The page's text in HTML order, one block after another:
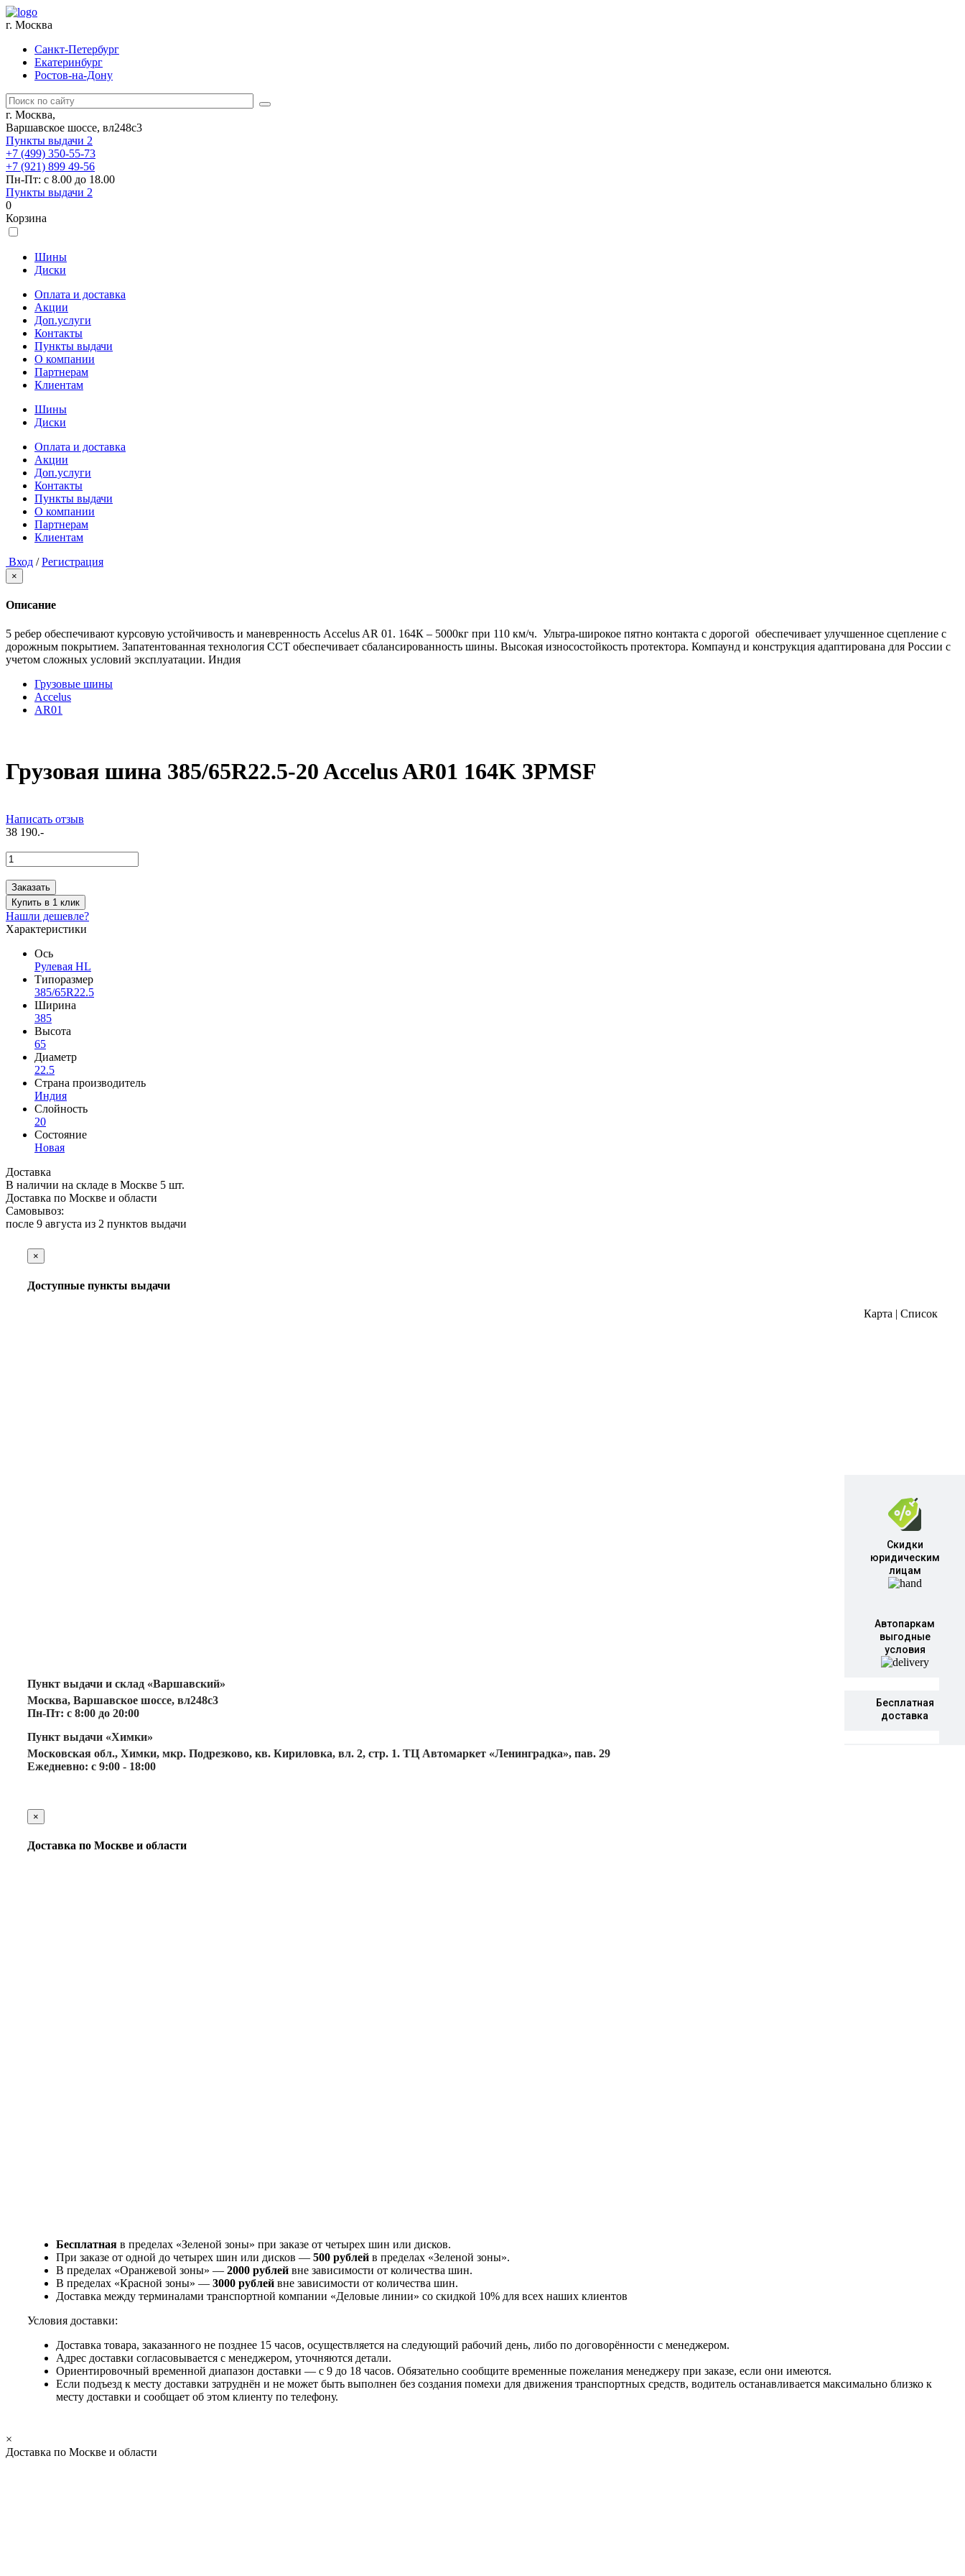
г. Москва
Санкт-Петербург
Екатеринбург
Ростов-на-Дону
г. Москва,
Варшавское шоссе, вл248с3
Пункты выдачи 2
+7 (499) 350-55-73
+7 (921) 899 49-56
Пн-Пт: с 8.00 до 18.00
Пункты выдачи 2
0
Корзина
Шины
Диски
Оплата и доставка
Акции
Доп.услуги
Контакты
Пункты выдачи
О компании
Партнерам
Клиентам
Шины
Диски
Оплата и доставка
Акции
Доп.услуги
Контакты
Пункты выдачи
О компании
Партнерам
Клиентам
Вход / Регистрация
×
Описание
5 ребер обеспечивают курсовую устойчивость и маневренность Accelus AR 01. 164К – 5000кг при 110 км/ч. Ультра-широкое пятно контакта с дорогой обеспечивает улучшенное сцепление с
дорожным покрытием. Запатентованная технология CCT обеспечивает сбалансированность шины. Высокая износостойкость протектора. Компаунд и конструкция адаптирована для России с
учетом сложных условий эксплуатации. Индия
Грузовые шины
Accelus
AR01
Грузовая шина 385/65R22.5-20 Accelus AR01 164K 3PMSF
Написать отзыв
38 190.-
Заказать
Купить в 1 клик
Нашли дешевле?
Характеристики
Ось
Рулевая HL
Типоразмер
385/65R22.5
Ширина
385
Высота
65
Диаметр
22.5
Страна производитель
Индия
Слойность
20
Состояние
Новая
Доставка
В наличии на складе в Москве 5 шт.
Доставка по Москве и области
Самовывоз:
после 9 августа из 2 пунктов выдачи
×
Доступные пункты выдачи
Карта | Список
Пункт выдачи и склад «Варшавский»
Москва, Варшавское шоссе, вл248с3
Пн-Пт: с 8:00 до 20:00
Пункт выдачи «Химки»
Московская обл., Химки, мкр. Подрезково, кв. Кириловка, вл. 2, стр. 1. ТЦ Автомаркет «Ленинградка», пав. 29
Ежедневно: с 9:00 - 18:00
×
Доставка по Москве и области
Бесплатная в пределах «Зеленой зоны» при заказе от четырех шин или дисков.
При заказе от одной до четырех шин или дисков — 500 рублей в пределах «Зеленой зоны».
В пределах «Оранжевой зоны» — 2000 рублей вне зависимости от количества шин.
В пределах «Красной зоны» — 3000 рублей вне зависимости от количества шин.
Доставка между терминалами транспортной компании «Деловые линии» со скидкой 10% для всех наших клиентов
Условия доставки:
Доставка товара, заказанного не позднее 15 часов, осуществляется на следующий рабочий день, либо по договорённости с менеджером.
Адрес доставки согласовывается с менеджером, уточняются детали.
Ориентировочный временной диапазон доставки — с 9 до 18 часов. Обязательно сообщите временные пожелания менеджеру при заказе, если они имеются.
Если подъезд к месту доставки затруднён и не может быть выполнен без создания помехи для движения транспортных средств, водитель останавливается максимально близко к
месту доставки и сообщает об этом клиенту по телефону.
×
Доставка по Москве и области
Скидки
юридическим
лицам
Автопаркам
выгодные
условия
Бесплатная
доставка